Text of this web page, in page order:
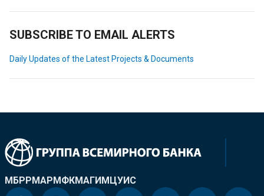
SUBSCRIBE TO EMAIL ALERTS
Daily Updates of the Latest Projects & Documents
МБРРМАРМФКМАГИМЦУИС